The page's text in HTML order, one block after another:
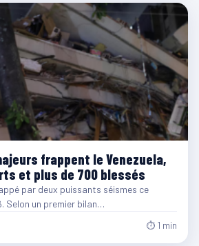
frappent le Venezuela,
et plus de 700 blessés
par deux puissants séismes ce
Selon un premier bilan…
⏱ 1 min